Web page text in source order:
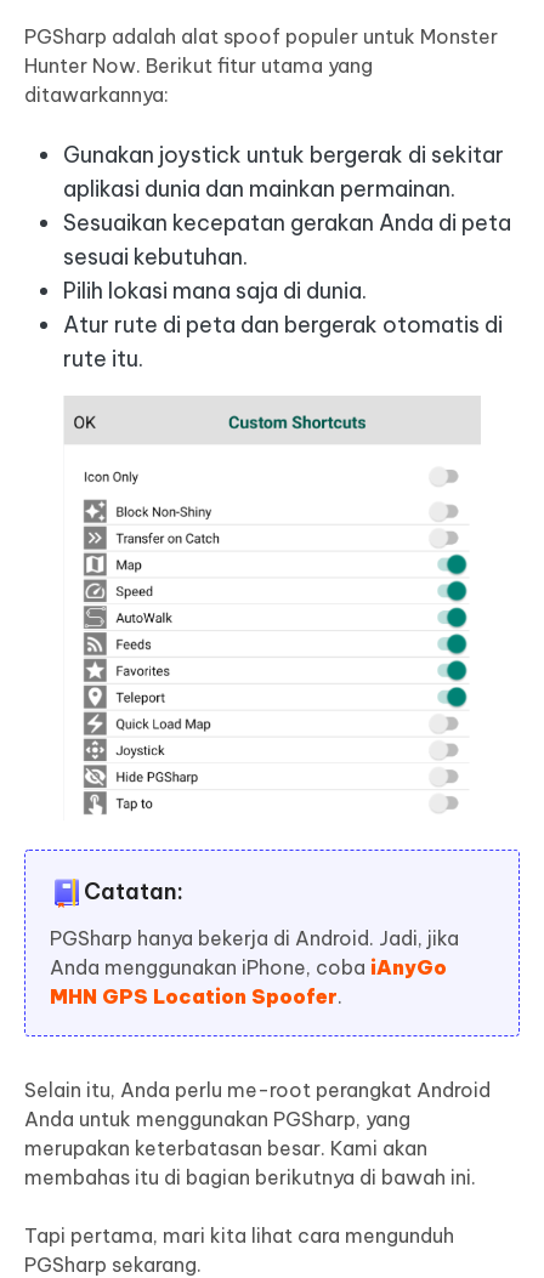
PGSharp adalah alat spoof populer untuk Monster
Hunter Now. Berikut fitur utama yang
ditawarkannya:
Gunakan joystick untuk bergerak di sekitar
aplikasi dunia dan mainkan permainan.
Sesuaikan kecepatan gerakan Anda di peta
sesuai kebutuhan.
Pilih lokasi mana saja di dunia.
Atur rute di peta dan bergerak otomatis di
rute itu.
Catatan:
PGSharp hanya bekerja di Android. Jadi, jika
Anda menggunakan iPhone, coba iAnyGo
MHN GPS Location Spoofer.
Selain itu, Anda perlu me-root perangkat Android
Anda untuk menggunakan PGSharp, yang
merupakan keterbatasan besar. Kami akan
membahas itu di bagian berikutnya di bawah ini.
Tapi pertama, mari kita lihat cara mengunduh
PGSharp sekarang.